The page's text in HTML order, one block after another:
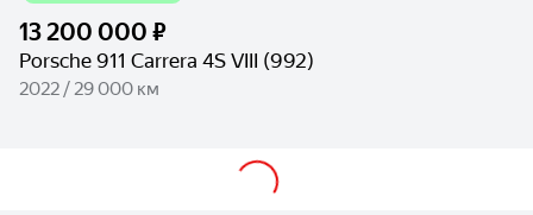
13 200 000 ₽
Porsche 911 Carrera 4S VIII (992)
2022 / 29 000 км